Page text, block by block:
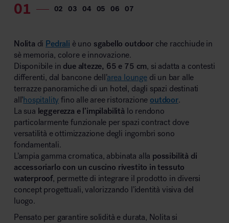
Nolita di Pedrali è uno sgabello outdoorche racchiude in
sè memoria, colore e innovazione.
Disponibile in due altezze, 65 e 75 cm, si adatta a contesti
differenti, dal bancone dell’area loungedi un bar alle
terrazze panoramiche di un hotel, dagli spazi destinati
all’hospitality fino alle aree ristorazione outdoor.
La sua leggerezza e l’impilabilità lo rendono
particolarmente funzionale per spazi contract dove
versatilità e ottimizzazione degli ingombri sono
fondamentali.
L’ampia gamma cromatica, abbinata alla possibilità di
accessoriarlo con un cuscino rivestito in tessuto
waterproof, permette di integrare il prodotto in diversi
concept progettuali, valorizzando l’identità visiva del
luogo.
Pensato per garantire solidità e durata, Nolita si